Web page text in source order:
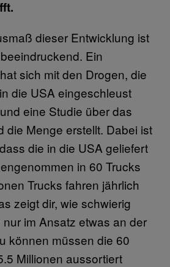
dieser Entwicklung ist
Ein
sich mit den Drogen, die
die USA eingeschleust
eine Studie über das
die Menge erstellt. Dabei ist
die in die USA geliefert
in 60 Trucks
Trucks fahren jährlich
zeigt dir, wie schwierig
im Ansatz etwas an der
können müssen die 60
Millionen aussortiert